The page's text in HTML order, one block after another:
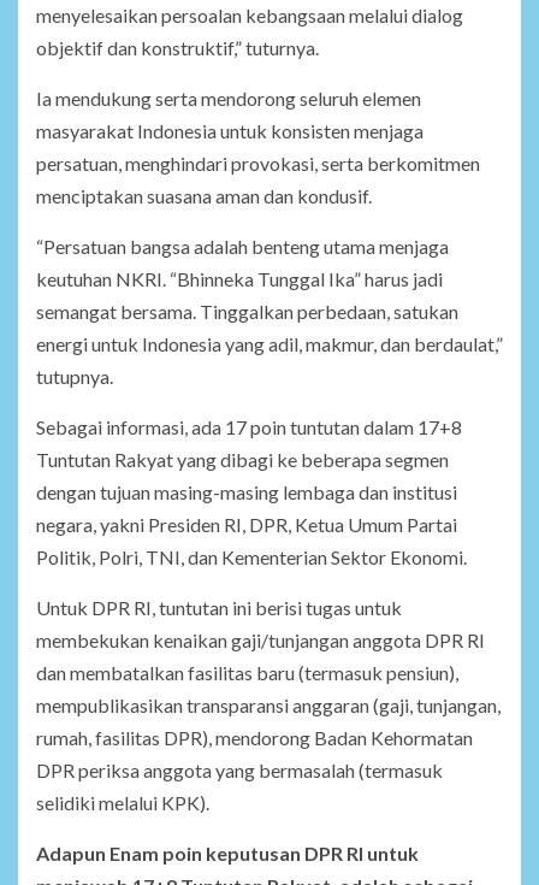
menyelesaikan persoalan kebangsaan melalui dialog
objektif dan konstruktif,” tuturnya.
Ia mendukung serta mendorong seluruh elemen
masyarakat Indonesia untuk konsisten menjaga
persatuan, menghindari provokasi, serta berkomitmen
menciptakan suasana aman dan kondusif.
“Persatuan bangsa adalah benteng utama menjaga
keutuhan NKRI. “Bhinneka Tunggal Ika” harus jadi
semangat bersama. Tinggalkan perbedaan, satukan
energi untuk Indonesia yang adil, makmur, dan berdaulat,”
tutupnya.
Sebagai informasi, ada 17 poin tuntutan dalam 17+8
Tuntutan Rakyat yang dibagi ke beberapa segmen
dengan tujuan masing-masing lembaga dan institusi
negara, yakni Presiden RI, DPR, Ketua Umum Partai
Politik, Polri, TNI, dan Kementerian Sektor Ekonomi.
Untuk DPR RI, tuntutan ini berisi tugas untuk
membekukan kenaikan gaji/tunjangan anggota DPR RI
dan membatalkan fasilitas baru (termasuk pensiun),
mempublikasikan transparansi anggaran (gaji, tunjangan,
rumah, fasilitas DPR), mendorong Badan Kehormatan
DPR periksa anggota yang bermasalah (termasuk
selidiki melalui KPK).
Adapun Enam poin keputusan DPR RI untuk